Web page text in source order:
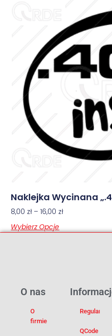
Naklejka Wycinana
8,00 zł – 16,00 zł
Wybierz Opcje
Regulamin
QCode –
O nas
O
firmie